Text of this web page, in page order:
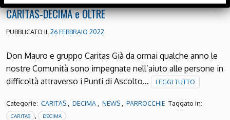
CARITAS-DECIMA e OLTRE
PUBBLICATO IL 26 FEBBRAIO 2022
Don Mauro e gruppo Caritas Già da ormai qualche anno le
nostre Comunità sono impegnate nell’aiuto alle persone in
difficoltà attraverso i Punti di Ascolto…
LEGGI TUTTO
Categorie: CARITAS DECIMA NEWS PARROCCHIE Taggato in:
CARITAS DECIMA